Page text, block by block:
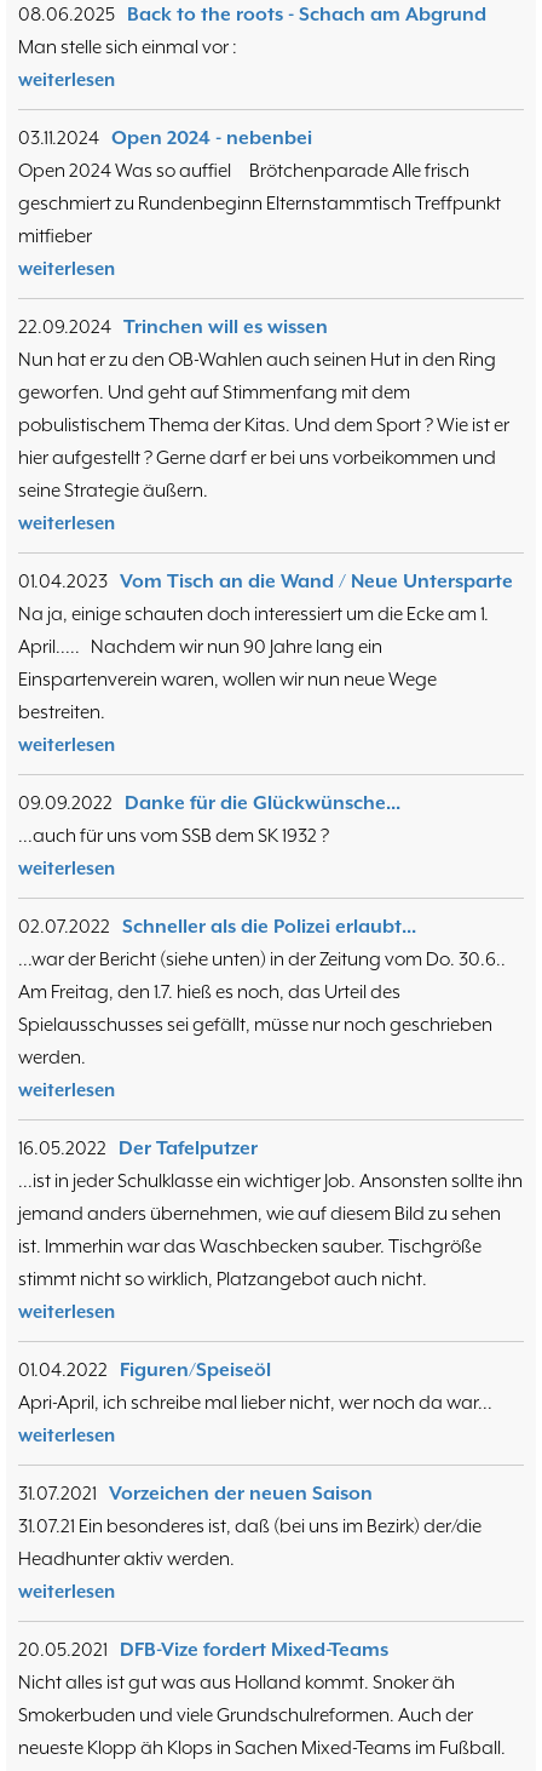
4
11.03 Bezirksebene 10
01.01
Mitgliedsbeiträge und
Kontoverbindung
1
Deutsche Ebene 20.10 36. Münsterland Open 2018 30
20.08
Satzung des Schachklubs Münster 1932
e.V.
1
05.11 35. Münsterland Open 2017 12
16.09 Schach mit Flüchtlingen 2
08.06.2025
Back to the roots - Schach am Abgrund
Man stelle sich einmal vor :
weiterlesen
03.11.2024 Open 2024 - nebenbei
Open 2024 Was so auffiel Brötchenparade Alle frisch
geschmiert zu Rundenbeginn Elternstammtisch Treffpunkt
mitfieber
weiterlesen
22.09.2024 Trinchen will es wissen
Nun hat er zu den OB-Wahlen auch seinen Hut in den Ring
geworfen. Und geht auf Stimmenfang mit dem
pobulistischem Thema der Kitas. Und dem Sport ? Wie ist er
hier aufgestellt ? Gerne darf er bei uns vorbeikommen und
seine Strategie äußern.
weiterlesen
01.04.2023 Vom Tisch an die Wand / Neue Untersparte
Na ja, einige schauten doch interessiert um die Ecke am 1.
April..... Nachdem wir nun 90 Jahre lang ein
Einspartenverein waren, wollen wir nun neue Wege
bestreiten.
weiterlesen
09.09.2022
Danke für die Glückwünsche...
...auch für uns vom SSB dem SK 1932 ?
weiterlesen
02.07.2022
Schneller als die Polizei erlaubt...
...war der Bericht (siehe unten) in der Zeitung vom Do. 30.6..
Am Freitag, den 1.7. hieß es noch, das Urteil des
Spielausschusses sei gefällt, müsse nur noch geschrieben
werden.
weiterlesen
16.05.2022
Der Tafelputzer
...ist in jeder Schulklasse ein wichtiger Job. Ansonsten sollte ihn
jemand anders übernehmen, wie auf diesem Bild zu sehen
ist. Immerhin war das Waschbecken sauber. Tischgröße
stimmt nicht so wirklich, Platzangebot auch nicht.
weiterlesen
01.04.2022
Figuren/Speiseöl
Apri-April, ich schreibe mal lieber nicht, wer noch da war...
weiterlesen
31.07.2021
Vorzeichen der neuen Saison
31.07.21 Ein besonderes ist, daß (bei uns im Bezirk) der/die
Headhunter aktiv werden.
weiterlesen
20.05.2021
DFB-Vize fordert Mixed-Teams
Nicht alles ist gut was aus Holland kommt. Snoker äh
Smokerbuden und viele Grundschulreformen. Auch der
neueste Klopp äh Klops in Sachen Mixed-Teams im Fußball.